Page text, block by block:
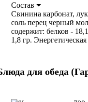
Состав
Свинина карбонат,
соль перец черный
содержит: белков -
1,8 гр.
для обеда